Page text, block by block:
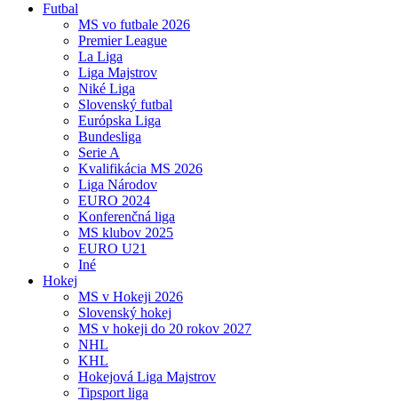
Futbal
MS vo futbale 2026
Premier League
La Liga
Liga Majstrov
Niké Liga
Slovenský futbal
Európska Liga
Bundesliga
Serie A
Kvalifikácia MS 2026
Liga Národov
EURO 2024
Konferenčná liga
MS klubov 2025
EURO U21
Iné
Hokej
MS v Hokeji 2026
Slovenský hokej
MS v hokeji do 20 rokov 2027
NHL
KHL
Hokejová Liga Majstrov
Tipsport liga